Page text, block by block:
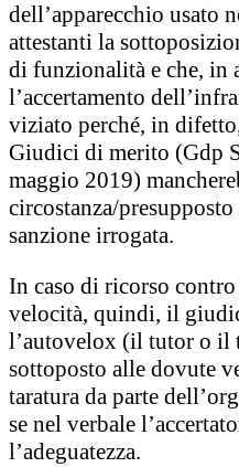
dell’apparecchio usato
attestanti la
di funzionalità e che, in
l’accertamento
viziato perché, in
Giudici di merito (Gdp
maggio 2019)
circostanza/
sanzione irrogata.
In caso di ricorso
velocità, quindi, il
l’autovelox (il tutor o il
sottoposto alle dovute
taratura da parte
se nel verbale
l’adeguatezza.